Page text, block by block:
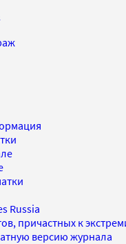
Russia
причастных к
версию журнала